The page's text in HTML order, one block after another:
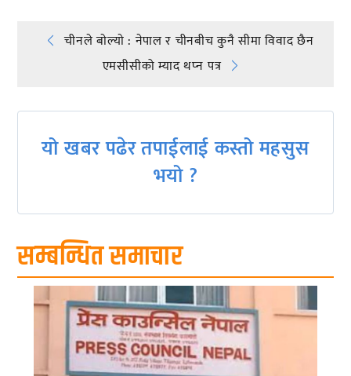
Post
navigation
चीनले बाेल्याे : नेपाल र चीनबीच कुनै सीमा विवाद छैन
एमसीसीको म्याद थप्‍न पत्र
यो खबर पढेर तपाईलाई कस्तो महसुस
भयो ?
सम्बन्धित समाचार